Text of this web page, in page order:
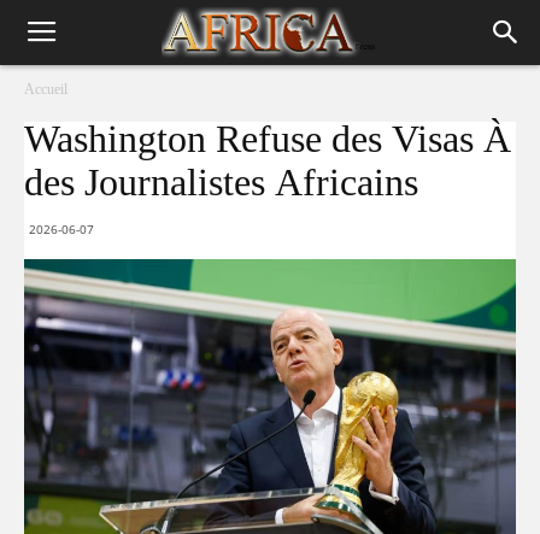
Accueil
Washington Refuse des Visas À
des Journalistes Africains
2026-06-07